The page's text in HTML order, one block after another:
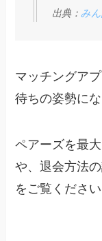
出典： み
マッチングア
待ちの姿勢に
ペアーズを最
や、退会方法
をご覧ください